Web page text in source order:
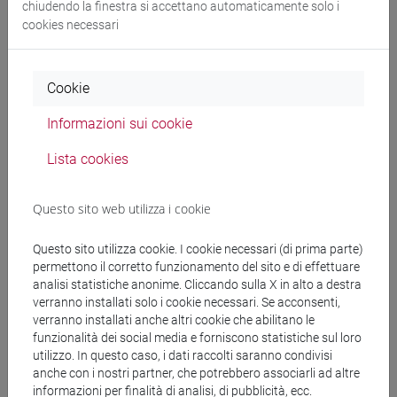
cina /subcontinente indiano
[LT027I]
Struttura generale dell'insegnamento
LINGUA CINESE 2 MOD.2
ESERCITAZIONI DI LINGUA CINESE 2
MOD.2A
ESERCITAZIONI DI LINGUA CINESE 2
MOD.2A Cognomi A-C
chiudendo la finestra si accettano automaticamente solo i
cookies necessari
Cookie
Informazioni sui cookie
Lista cookies
Questo sito web utilizza i cookie
Questo sito utilizza cookie. I cookie necessari (di prima parte)
permettono il corretto funzionamento del sito e di effettuare
analisi statistiche anonime. Cliccando sulla X in alto a destra
verranno installati solo i cookie necessari. Se acconsenti,
verranno installati anche altri cookie che abilitano le
funzionalità dei social media e forniscono statistiche sul loro
utilizzo. In questo caso, i dati raccolti saranno condivisi
anche con i nostri partner, che potrebbero associarli ad altre
informazioni per finalità di analisi, di pubblicità, ecc.